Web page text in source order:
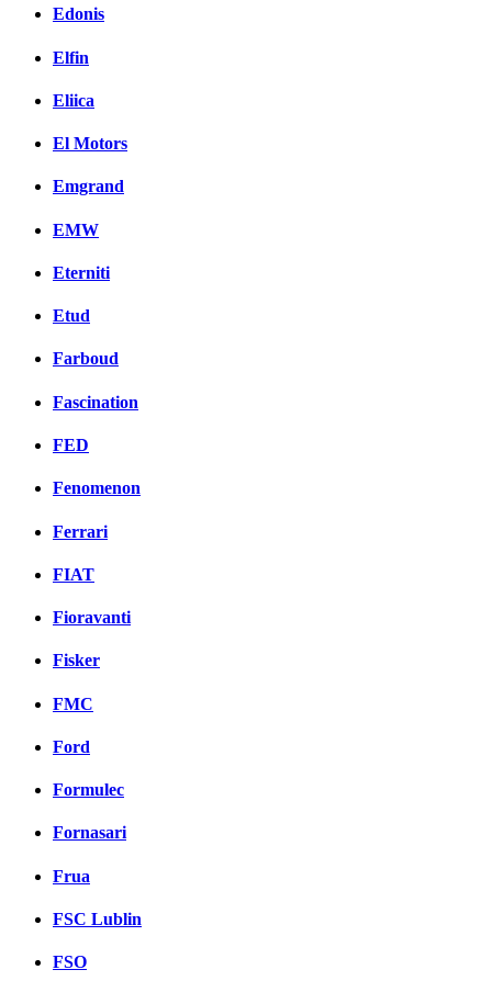
Edonis
Elfin
Eliica
El Motors
Emgrand
EMW
Eterniti
Etud
Farboud
Fascination
FED
Fenomenon
Ferrari
FIAT
Fioravanti
Fisker
FMC
Ford
Formulec
Fornasari
Frua
FSC Lublin
FSO